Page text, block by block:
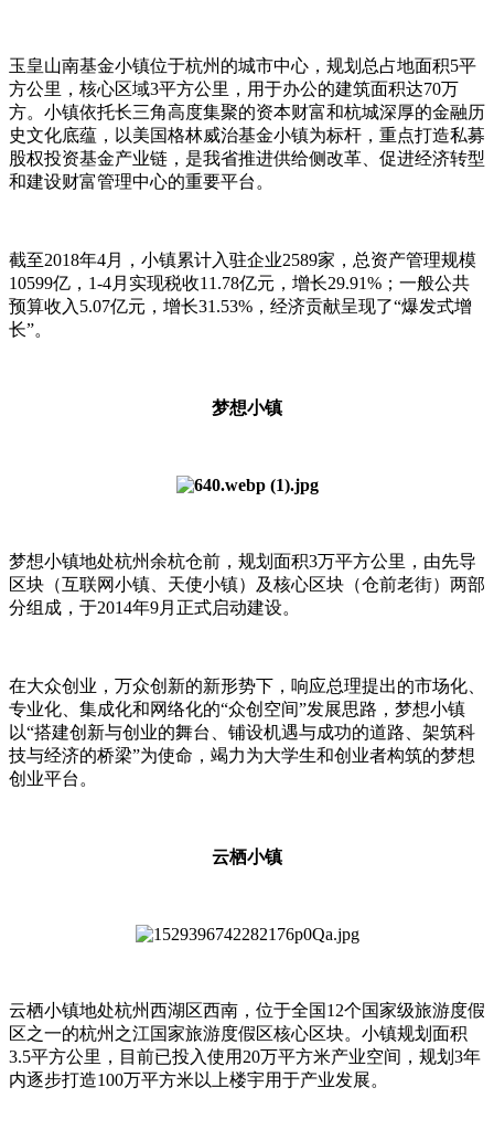
玉皇山南基金小镇位于杭州的城市中心，规划总占地面积5平
方公里，核心区域3平方公里，用于办公的建筑面积达70万
方。小镇依托长三角高度集聚的资本财富和杭城深厚的金融历
史文化底蕴，以美国格林威治基金小镇为标杆，重点打造私募
股权投资基金产业链，是我省推进供给侧改革、促进经济转型
和建设财富管理中心的重要平台。
截至2018年4月，小镇累计入驻企业2589家，总资产管理规模
10599亿，1-4月实现税收11.78亿元，增长29.91%；一般公共
预算收入5.07亿元，增长31.53%，经济贡献呈现了“爆发式增
长”。
梦想小镇
梦想小镇地处杭州余杭仓前，规划面积3万平方公里，由先导
区块（互联网小镇、天使小镇）及核心区块（仓前老街）两部
分组成，于2014年9月正式启动建设。
在大众创业，万众创新的新形势下，响应总理提出的市场化、
专业化、集成化和网络化的“众创空间”发展思路，梦想小镇
以“搭建创新与创业的舞台、铺设机遇与成功的道路、架筑科
技与经济的桥梁”为使命，竭力为大学生和创业者构筑的梦想
创业平台。
云栖小镇
云栖小镇地处杭州西湖区西南，位于全国12个国家级旅游度假
区之一的杭州之江国家旅游度假区核心区块。小镇规划面积
3.5平方公里，目前已投入使用20万平方米产业空间，规划3年
内逐步打造100万平方米以上楼宇用于产业发展。